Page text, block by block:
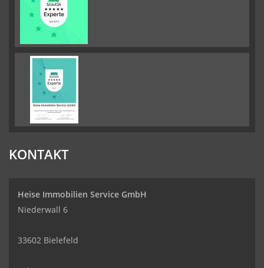
KONTAKT
Heise Immobilien Service GmbH
Niederwall 6
33602 Bielefeld